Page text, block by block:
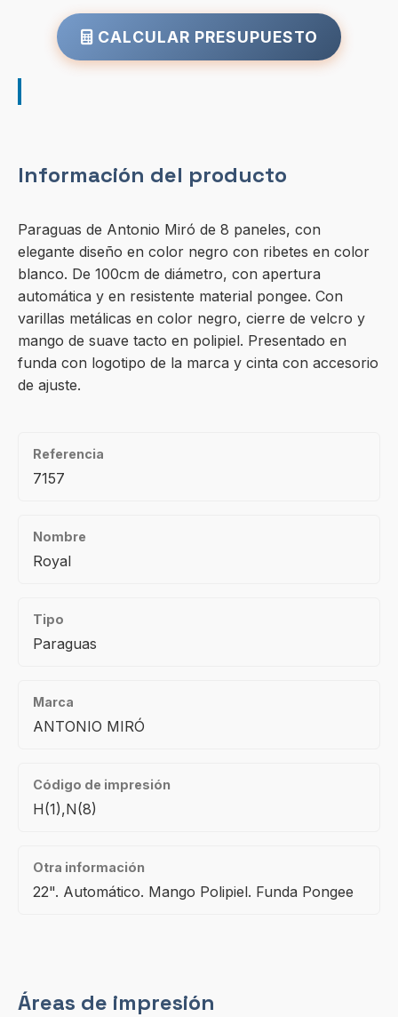
CALCULAR PRESUPUESTO
Información del producto
Paraguas de Antonio Miró de 8 paneles, con
elegante diseño en color negro con ribetes en color
blanco. De 100cm de diámetro, con apertura
automática y en resistente material pongee. Con
varillas metálicas en color negro, cierre de velcro y
mango de suave tacto en polipiel. Presentado en
funda con logotipo de la marca y cinta con accesorio
de ajuste.
Referencia
7157
Nombre
Royal
Tipo
Paraguas
Marca
ANTONIO MIRÓ
Código de impresión
H(1),N(8)
Otra información
22". Automático. Mango Polipiel. Funda Pongee
Áreas de impresión